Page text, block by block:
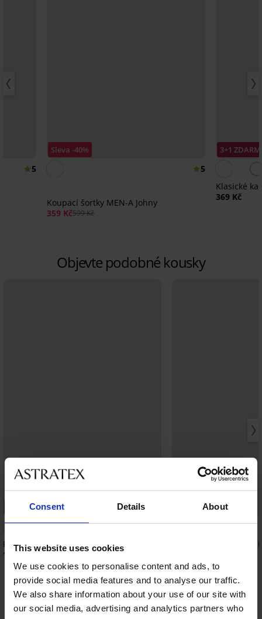
Consent Details About
This website uses cookies
We use cookies to personalise content and ads, to
provide social media features and to analyse our traffic.
We also share information about your use of our site with
our social media, advertising and analytics partners who
5
Sleva -40%
5
Koupací šortky MEN-A Johny
359 Kč599 Kč
3+1
Klasické
369 Kč
Objevte podobné kousky
2+1 ZDARMA
4,8
Punčochové kalhoty Corrida síťované
199 Kč
Sleva -30%
Samodržící punčochy